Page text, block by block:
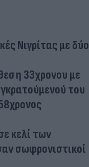
Νιγρίτας με δύο
33χρονου με
του
κελί των
σωφρονιστικοί